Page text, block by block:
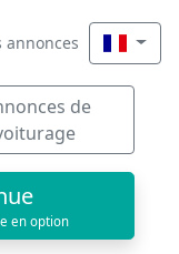
annonces
de
en option